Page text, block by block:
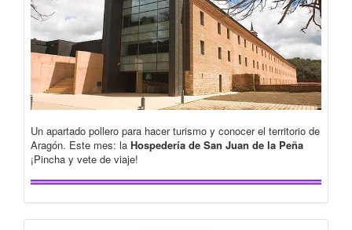
Un apartado pollero para hacer turismo y conocer el territorio de
Aragón. Este mes: la Hospedería de San Juan de la Peña
¡Pincha y vete de viaje!